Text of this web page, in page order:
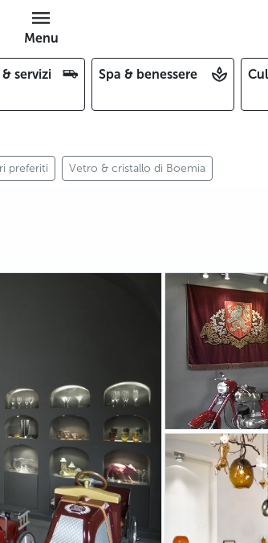
Menu
servizi Spa & benessere
preferiti Vetro & cristallo di Boemia